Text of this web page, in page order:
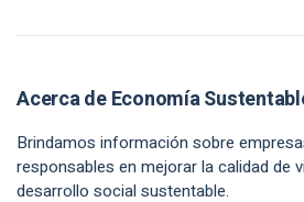
Acerca de Economía
Brindamos información sobre
responsables en mejorar la calidad de
desarrollo social sustentable.